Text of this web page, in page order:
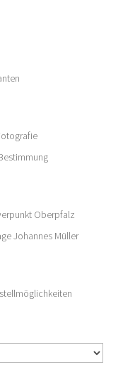
Oberpfalz
Johannes Müller